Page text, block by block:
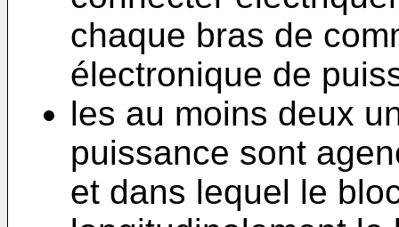
chaque bras de
électronique de
les au moins deux
puissance sont
et dans lequel le